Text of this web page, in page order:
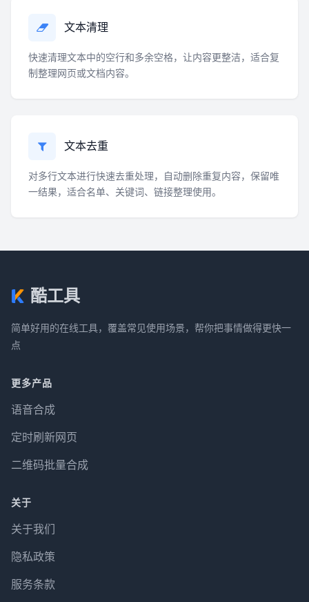
文本清理
快速清理文本中的空行和多余空格，让内容更整洁，适合复
制整理网页或文档内容。
文本去重
对多行文本进行快速去重处理，自动删除重复内容，保留唯
一结果，适合名单、关键词、链接整理使用。
酷工具
简单好用的在线工具，覆盖常见使用场景，帮你把事情做得更快一
点
更多产品
语音合成
定时刷新网页
二维码批量合成
关于
关于我们
隐私政策
服务条款